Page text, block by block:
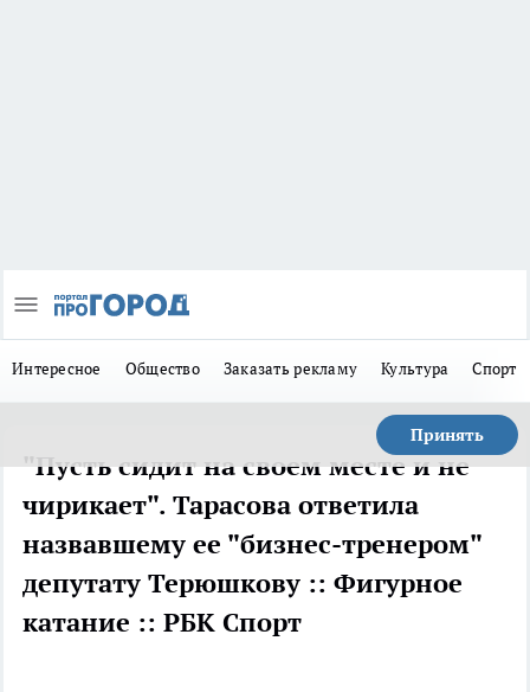
Интересное Общество Заказать рекламу Культура Спорт
Принять
"Пусть сидит на своем месте и не
чирикает". Тарасова ответила
назвавшему ее "бизнес-тренером"
депутату Терюшкову :: Фигурное
катание :: РБК Спорт